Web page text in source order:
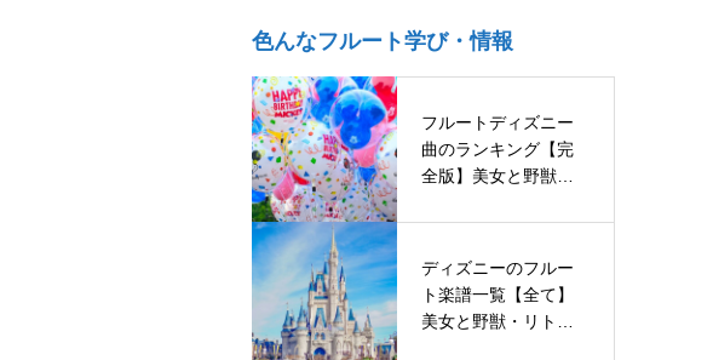
色んなフルート学び・情報
フルートディズニー
曲のランキング【完
全版】美女と野獣・
ディズニーのフルー
ト楽譜一覧【全て】
美女と野獣・リトル